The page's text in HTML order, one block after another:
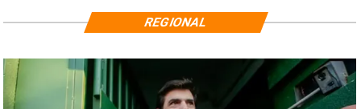
REGIONAL